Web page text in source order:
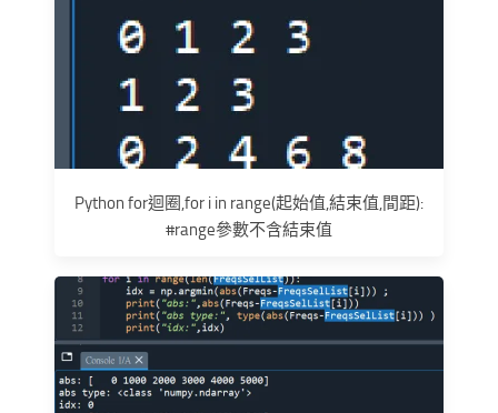
Python for迴圈,for i in range(起始值,結束值,間距):
#range參數不含結束值